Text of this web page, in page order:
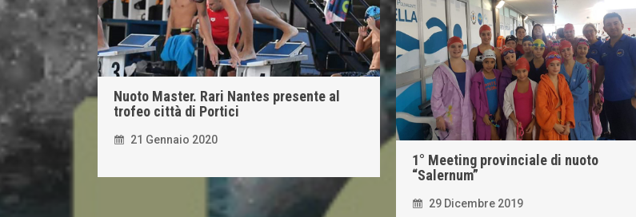
Nuoto Master. Rari Nantes presente al
trofeo città di Portici
21 Gennaio 2020
1° Meeting provinciale di nuoto
“Salernum”
29 Dicembre 2019